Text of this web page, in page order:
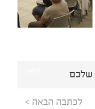
שלכם
לכתבה הבאה >